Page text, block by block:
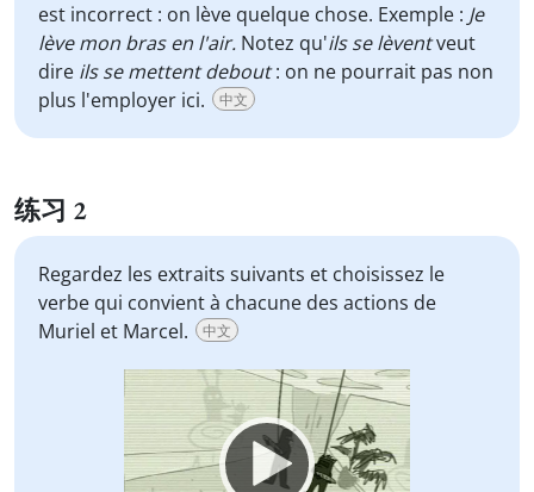
est incorrect : on lève quelque chose. Exemple : Je
lève mon bras en l'air. Notez qu'ils se lèventveut
dire ils se mettent debout: on ne pourrait pas non
plus l'employer ici.
中文
练习 2
Regardez les extraits suivants et choisissez le
verbe qui convient à chacune des actions de
Muriel et Marcel.
中文
Video
Player